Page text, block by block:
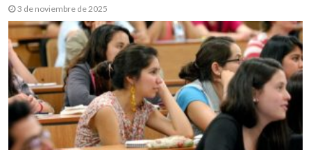
3 de noviembre de 2025